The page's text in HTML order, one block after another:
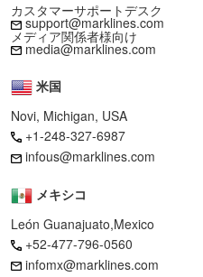
カスタマーサポートデスク
support@marklines.com
メディア関係者様向け
media@marklines.com
米国
Novi, Michigan, USA
+1-248-327-6987
infous@marklines.com
メキシコ
León Guanajuato,Mexico
+52-477-796-0560
infomx@marklines.com